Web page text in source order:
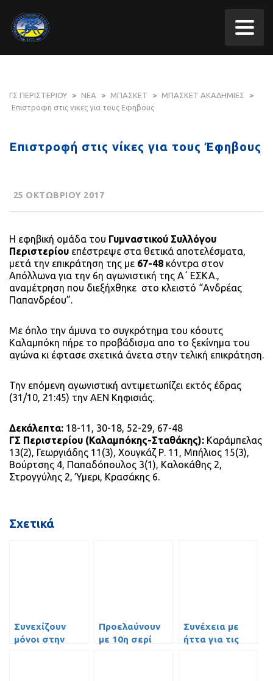
ΓΣ ΠΕΡΙΣΤΕΡΙΟΥ > ΝΕΑ > ΜΠΑΣΚΕΤ > ΜΠΑΣΚΕΤ ΑΚΑΔΗΜΙΕΣ
>
Επιστροφη στις νικες για τους Εφηβους
Επιστροφή στις νίκες για τους Έφηβους
25 ΟΚΤΩΒΡΙΟΥ 2017
Η εφηβική ομάδα του Γυμναστικού Συλλόγου
Περιστερίου επέστρεψε στα θετικά αποτελέσματα,
μετά την επικράτηση της με 67-48 κόντρα στον
Απόλλωνα για την 6η αγωνιστική της Α΄ ΕΣΚΑ.,
αναμέτρηση που διεξήχθηκε στο κλειστό “Ανδρέας
Παπανδρέου”.
Με όπλο την άμυνα το συγκρότημα του κόουτς
Καλαμπόκη πήρε το προβάδισμα απο το ξεκίνημα του
αγώνα κι έφτασε σχετικά άνετα στην τελική επικράτηση.
Την επόμενη αγωνιστική αντιμετωπίζει εκτός έδρας
(31/10, 21:45) την ΑΕΝ Κηφισιάς.
Δεκάλεπτα: 18-11, 30-18, 52-29, 67-48
ΓΣ Περιστερίου (Καλαμπόκης-Σταθάκης): Kαράμπελας
13(2), Γεωργιάδης 11(3), Χουγκάζ Ρ. 11, Μπήλιος 15(3),
Βούρτσης 4, Παπαδόπουλος 3(1), Καλοκάθης 2,
Στρογγύλης 2, Ύμερι, Κρασάκης 6.
Σχετικά
Συνεχίζουν
μόνοι στην
Προελαύνουν
με 10η σερί
Συνέχεια με
ήττα για τις